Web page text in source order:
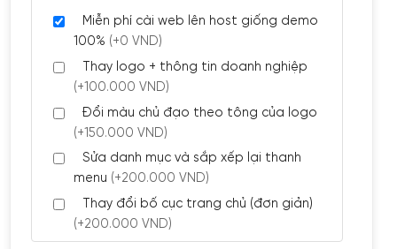
Miễn phí cài web lên host giống demo
100% (+0 VND)
Thay logo + thông tin doanh nghiệp
(+100.000 VND)
Đổi màu chủ đạo theo tông của logo
(+150.000 VND)
Sửa danh mục và sắp xếp lại thanh
menu (+200.000 VND)
Thay đổi bố cục trang chủ (đơn giản)
(+200.000 VND)